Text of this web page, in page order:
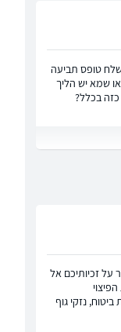
טופס תביעה
שמא יש הליך
בכלל?
על זכיותיכם אל
נזקי גוף